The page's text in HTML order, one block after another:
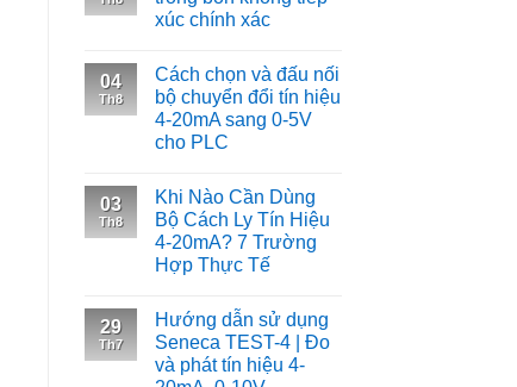
xúc chính xác
04
Th8
Cách chọn và đấu nối
bộ chuyển đổi tín hiệu
4-20mA sang 0-5V
cho PLC
03
Th8
Khi Nào Cần Dùng
Bộ Cách Ly Tín Hiệu
4-20mA? 7 Trường
Hợp Thực Tế
29
Th7
Hướng dẫn sử dụng
Seneca TEST-4 | Đo
và phát tín hiệu 4-